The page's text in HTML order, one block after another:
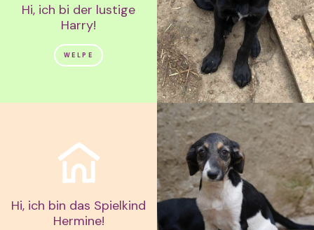
Hi, ich bi der lustige
Harry!
WELPE
Hi, ich bin das Spielkind
Hermine!